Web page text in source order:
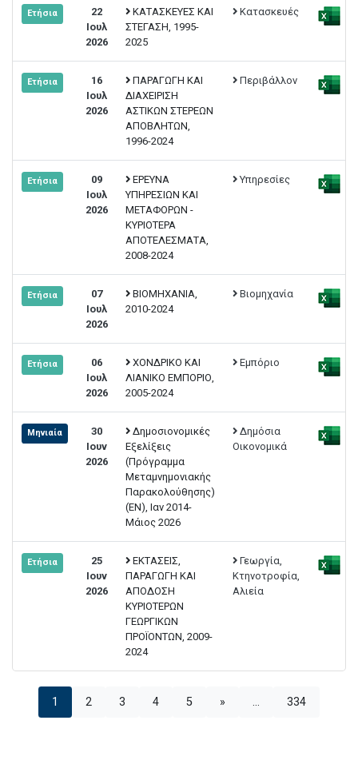
Ετήσια
22
Ιουλ
2026
ΚΑΤΑΣΚΕΥΕΣ ΚΑΙ
ΣΤΕΓΑΣΗ, 1995-
2025
Κατασκευές
Ετήσια
16
Ιουλ
2026
ΠΑΡΑΓΩΓΗ ΚΑΙ
ΔΙΑΧΕΙΡΙΣΗ
ΑΣΤΙΚΩΝ ΣΤΕΡΕΩΝ
ΑΠΟΒΛΗΤΩΝ,
1996-2024
Περιβάλλον
Ετήσια
09
Ιουλ
2026
ΕΡΕΥΝΑ
ΥΠΗΡΕΣΙΩΝ ΚΑΙ
ΜΕΤΑΦΟΡΩΝ -
ΚΥΡΙΟΤΕΡΑ
ΑΠΟΤΕΛΕΣΜΑΤΑ,
2008-2024
Υπηρεσίες
Ετήσια
07
Ιουλ
2026
ΒΙΟΜΗΧΑΝΙΑ,
2010-2024
Βιομηχανία
Ετήσια
06
Ιουλ
2026
ΧΟΝΔΡΙΚΟ ΚΑΙ
ΛΙΑΝΙΚΟ ΕΜΠΟΡΙΟ,
2005-2024
Εμπόριο
Μηνιαία
30
Ιουν
2026
Δημοσιονομικές
Εξελίξεις
(Πρόγραμμα
Μεταμνημονιακής
Παρακολούθησης)
(EN), Ιαν 2014-
Μάιος 2026
Δημόσια
Οικονομικά
Ετήσια
25
Ιουν
2026
ΕΚΤΑΣΕΙΣ,
ΠΑΡΑΓΩΓΗ ΚΑΙ
ΑΠΟΔΟΣΗ
ΚΥΡΙΟΤΕΡΩΝ
ΓΕΩΡΓΙΚΩΝ
ΠΡΟΪΟΝΤΩΝ, 2009-
2024
Γεωργία,
Κτηνοτροφία,
Αλιεία
1 2 3 4 5 » ... 334